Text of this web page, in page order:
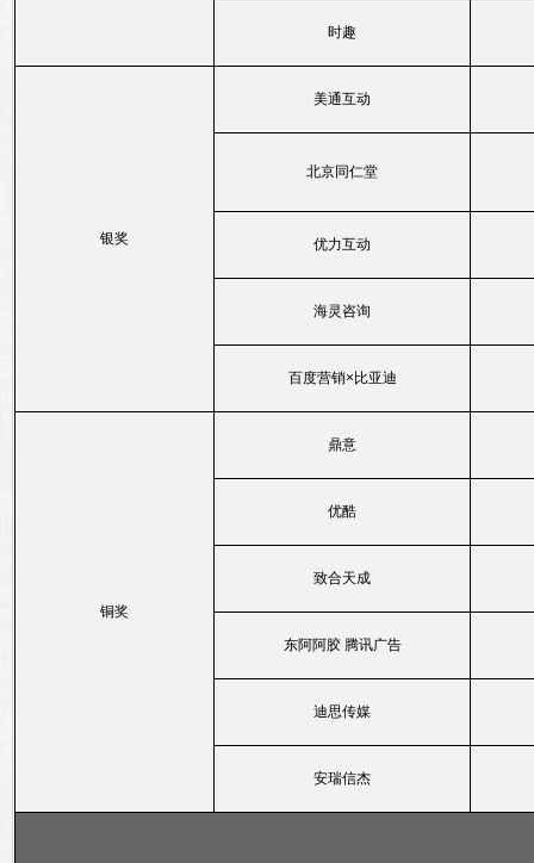
时趣
银奖
美通互动
北京同仁堂
优力互动
海灵咨询
百度营销×比亚迪
铜奖
鼎意
优酷
致合天成
东阿阿胶 腾讯广告
迪思传媒
安瑞信杰